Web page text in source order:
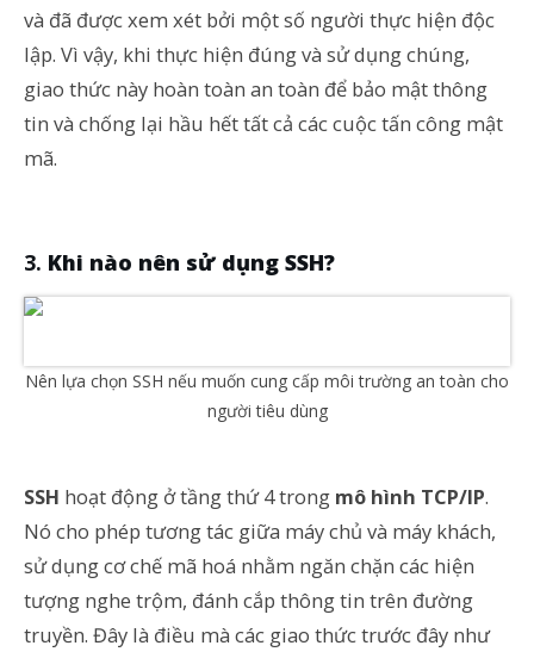
và đã được xem xét bởi một số người thực hiện độc
lập. Vì vậy, khi thực hiện đúng và sử dụng chúng,
giao thức này hoàn toàn an toàn để bảo mật thông
tin và chống lại hầu hết tất cả các cuộc tấn công mật
mã.
Khi nào nên sử dụng SSH?
Nên lựa chọn SSH nếu muốn cung cấp môi trường an toàn cho
người tiêu dùng
SSH hoạt động ở tầng thứ 4 trong mô hình TCP/IP.
Nó cho phép tương tác giữa máy chủ và máy khách,
sử dụng cơ chế mã hoá nhằm ngăn chặn các hiện
tượng nghe trộm, đánh cắp thông tin trên đường
truyền. Đây là điều mà các giao thức trước đây như